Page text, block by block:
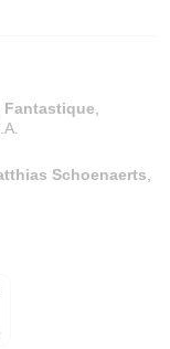
Fantastique
Schoenaerts